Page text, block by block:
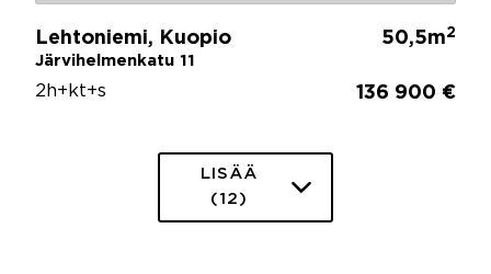
Lehtoniemi, Kuopio
Järvihelmenkatu 11
50,5m2
2h+kt+s 136 900 €
LISÄÄ
(12)